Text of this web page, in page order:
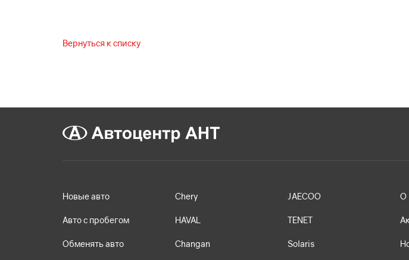
Вернуться к списку
Новые авто
Авто с пробегом
Обменять авто
Chery
HAVAL
Changan
JAECOO
TENET
Solaris
О